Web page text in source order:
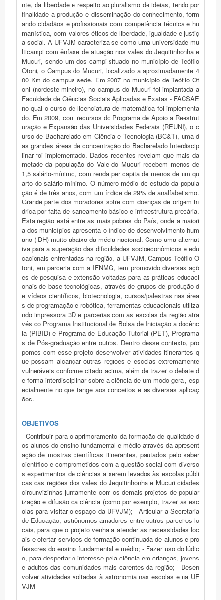
nte, da liberdade e respeito ao pluralismo de ideias, tendo por
finalidade a produção e disseminação do conhecimento, form
ando cidadãos e profissionais com competência técnica e hu
manística, com valores éticos de liberdade, igualdade e justiç
a social. A UFVJM caracteriza-se como uma universidade mu
lticampi com ênfase de atuação nos vales do Jequitinhonha e
Mucuri, sendo um dos campi situado no município de Teófilo
Otoni, o Campus do Mucuri, localizado a aproximadamente 4
00 Km do campus sede. Em 2007 no município de Teófilo Ot
oni (nordeste mineiro), no campus do Mucuri foi implantada a
Faculdade de Ciências Sociais Aplicadas e Exatas - FACSAE
no qual o curso de licenciatura de matemática foi implementa
do. Em 2009, com recursos do Programa de Apoio a Reestrut
uração e Expansão das Universidades Federais (REUNI), o c
urso de Bacharelado em Ciência e Tecnologia (BC&T), uma d
as grandes áreas de concentração do Bacharelado Interdiscip
linar foi implementado. Dados recentes revelam que mais da
metade da população do Vale do Mucuri recebem menos de
1,5 salário-mínimo, com renda per capita de menos de um qu
arto do salário-mínimo. O número médio de estudo da popula
ção é de três anos, com um índice de 29% de analfabetismo.
Grande parte dos moradores sofre com doenças de origem hí
drica por falta de saneamento básico e infraestrutura precária.
Esta região está entre as mais pobres do País, onde a maiori
a dos municípios apresenta o índice de desenvolvimento hum
ano (IDH) muito abaixo da média nacional. Como uma alternat
iva para a superação das dificuldades socioeconômicos e edu
cacionais enfrentadas na região, a UFVJM, Campus Teófilo O
toni, em parceria com a IFNMG, tem promovido diversas açõ
es de pesquisa e extensão voltadas para as práticas educaci
onais de base tecnológicas, através de grupos de produção d
e vídeos científicos, biotecnologia, cursos/palestras nas área
s de programação e robótica, ferramentas educacionais utiliza
ndo impressora 3D e parcerias com as escolas da região atra
vés do Programa Institucional de Bolsa de Iniciação a docênc
ia (PIBID) e Programa de Educação Tutorial (PET), Programa
s de Pós-graduação entre outros. Dentro desse contexto, pro
pomos com esse projeto desenvolver atividades itinerantes q
ue possam alcançar outras regiões e escolas extremamente
vulneráveis conforme citado acima, além de trazer o debate d
e forma interdisciplinar sobre a ciência de um modo geral, esp
ecialmente no que tange aos conceitos e as diversas aplicaç
ões.
OBJETIVOS
- Contribuir para o aprimoramento da formação de qualidade d
os alunos do ensino fundamental e médio através da apresent
ação de mostras científicas itinerantes, pautados pelo saber
científico e comprometidos com a questão social com diverso
s experimentos de ciências a serem levados às escolas públi
cas das regiões dos vales do Jequitinhonha e Mucuri cidades
circunvizinhas juntamente com os demais projetos de popular
ização e difusão da ciência (como por exemplo, trazer as esc
olas para visitar o espaço da UFVJM); - Articular a Secretaria
de Educação, astrônomos amadores entre outros parceiros lo
cais, para que o projeto venha a atender as necessidades loc
ais e ofertar serviços de formação continuada de alunos e pro
fessores do ensino fundamental e médio; - Fazer uso do lúdic
o, para despertar o interesse pela ciência em crianças, jovens
e adultos das comunidades mais carentes da região; - Desen
volver atividades voltadas à astronomia nas escolas e na UF
VJM